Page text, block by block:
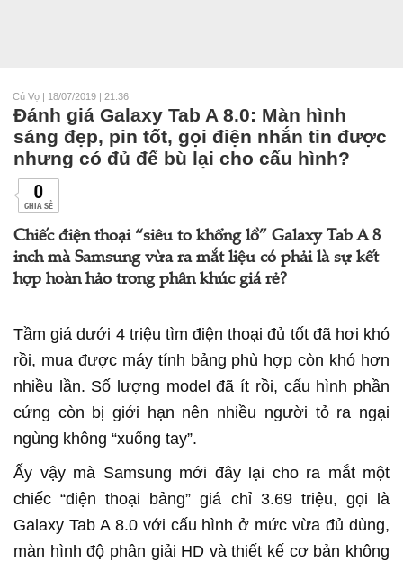
Cú Vọ | 18/07/2019 | 21:36
Đánh giá Galaxy Tab A 8.0: Màn hình
sáng đẹp, pin tốt, gọi điện nhắn tin được
nhưng có đủ để bù lại cho cấu hình?
0
CHIA SẺ
Chiếc điện thoại “siêu to khổng lồ” Galaxy Tab A 8
inch mà Samsung vừa ra mắt liệu có phải là sự kết
hợp hoàn hảo trong phân khúc giá rẻ?
Tầm giá dưới 4 triệu tìm điện thoại đủ tốt đã hơi khó
rồi, mua được máy tính bảng phù hợp còn khó hơn
nhiều lần. Số lượng model đã ít rồi, cấu hình phần
cứng còn bị giới hạn nên nhiều người tỏ ra ngại
ngùng không “xuống tay”.
Ấy vậy mà Samsung mới đây lại cho ra mắt một
chiếc “điện thoại bảng” giá chỉ 3.69 triệu, gọi là
Galaxy Tab A 8.0 với cấu hình ở mức vừa đủ dùng,
màn hình độ phân giải HD và thiết kế cơ bản không